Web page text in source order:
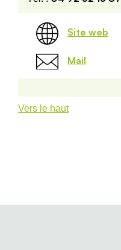
Site web
Mail
Vers le haut